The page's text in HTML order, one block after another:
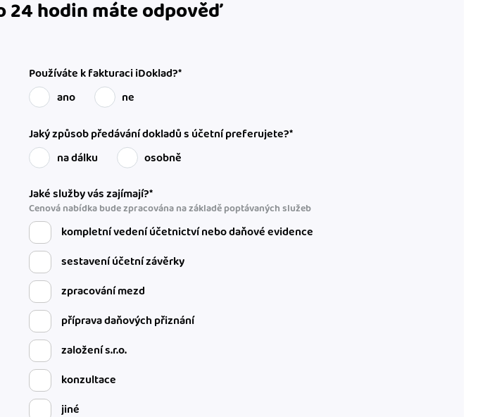
24 hodin máte odpověď
Používáte k fakturaci iDoklad?*
ano
ne
Jaký způsob předávání dokladů s účetní preferujete?*
na dálku
osobně
Jaké služby vás zajímají?*
Cenová nabídka bude zpracována na základě poptávaných služeb
kompletní vedení účetnictví nebo daňové evidence
sestavení účetní závěrky
zpracování mezd
příprava daňových přiznání
založení s.r.o.
konzultace
jiné